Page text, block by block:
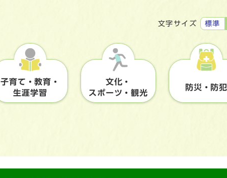
文字サイズ 標準
子育て・教育・
生涯学習
文化・
スポーツ・観光
防災・防犯